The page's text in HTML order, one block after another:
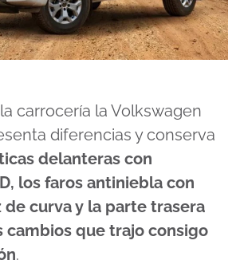
carrocería la Volkswagen
diferencias y conserva
delanteras con
los faros antiniebla con
curva y la parte trasera
cambios que trajo consigo
.